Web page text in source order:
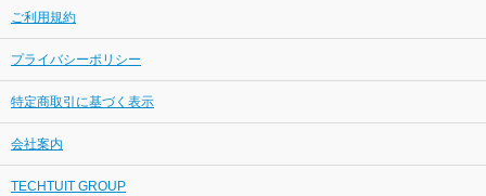
ご利用規約
プライバシーポリシー
特定商取引に基づく表示
会社案内
TECHTUIT GROUP